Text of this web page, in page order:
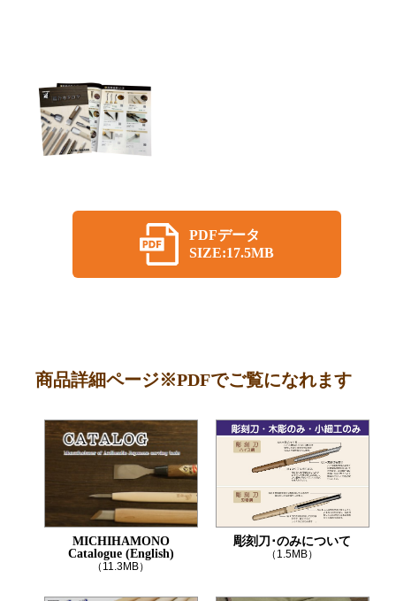
PDFデータ
SIZE:17.5MB
商品詳細ページ※PDFでご覧になれます
MICHIHAMONO
Catalogue (English)
（11.3MB）
彫刻刀･のみについて
（1.5MB）